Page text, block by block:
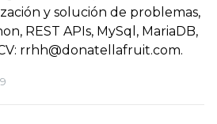
y solución de problemas,
REST APIs, MySql, MariaDB,
rrhh@donatellafruit.com.